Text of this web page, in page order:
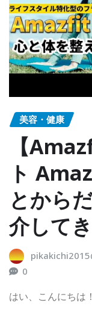
美容・健康
【
ト
とから
介して
0
はい、こんにちは